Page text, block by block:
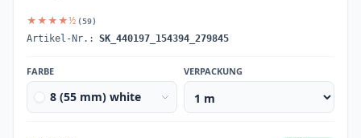
★★★★½ (59)
Artikel-Nr.: SK_440197_154394_279845
FARBE
8 (55 mm) white
VERPACKUNG